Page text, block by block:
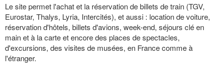
Le site permet l'achat et la réservation de billets de train (TGV,
Eurostar, Thalys, Lyria, Intercités), et aussi : location de voiture,
réservation d'hôtels, billets d'avions, week-end, séjours clé en
main et à la carte et encore des places de spectacles,
d'excursions, des visites de musées, en France comme à
l'étranger.